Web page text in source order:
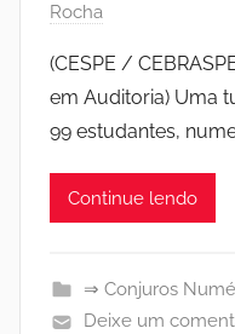
Rocha
(CESPE /
em Auditoria) Uma
99 estudantes,
Continue lendo
⇒ Conjuros
Deixe um